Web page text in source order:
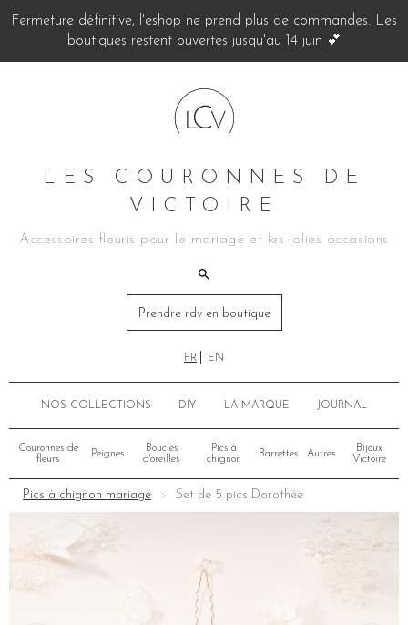
Fermeture définitive, l'eshop ne prend plus de commandes. Les
boutiques restent ouvertes jusqu'au 14 juin 💕
LES COURONNES DE
VICTOIRE
Accessoires fleuris pour le mariage et les jolies occasions
Prendre rdv en boutique
FR EN
NOS COLLECTIONS DIY LA MARQUE JOURNAL
Couronnes de
fleurs
Peignes
Boucles
d'oreilles
Pics à
chignon
Barrettes Autres
Bijoux
Victoire
Pics à chignon mariage Set de 5 pics Dorothée